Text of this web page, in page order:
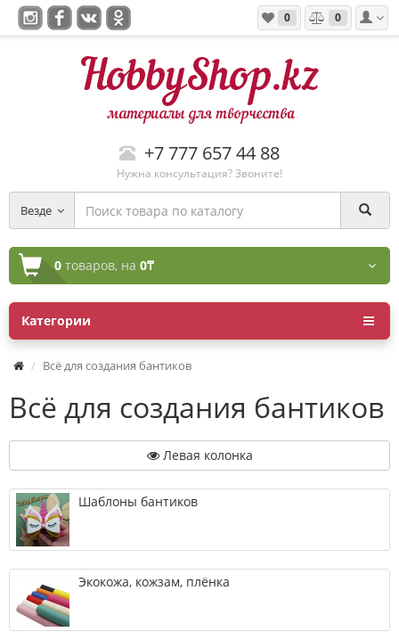
0 0
+7 777 657 44 88
Нужна консультация? Звоните!
Везде
0 товаров, на 0₸
Категории
Всё для создания бантиков
Всё для создания бантиков
Левая колонка
Шаблоны бантиков
Экокожа, кожзам, плёнка